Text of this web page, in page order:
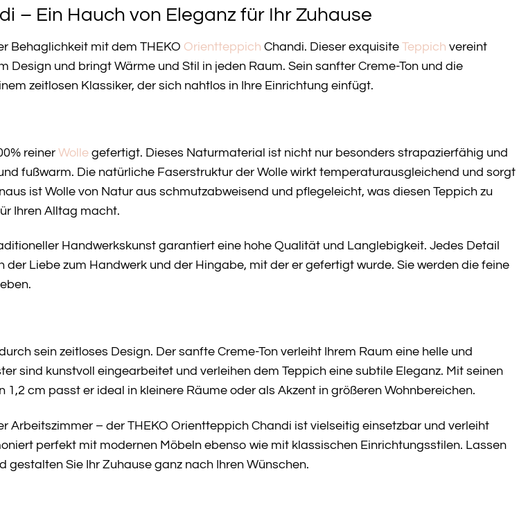
– Ein Hauch von Eleganz für Ihr Zuhause
Behaglichkeit mit dem THEKO Orientteppich Chandi. Dieser exquisite Teppich vereint
und bringt Wärme und Stil in jeden Raum. Sein sanfter Creme-Ton und die
zeitlosen Klassiker, der sich nahtlos in Ihre Einrichtung einfügt.
reiner Wolle gefertigt. Dieses Naturmaterial ist nicht nur besonders strapazierfähig und
fußwarm. Die natürliche Faserstruktur der Wolle wirkt temperaturausgleichend und sorgt
ist Wolle von Natur aus schmutzabweisend und pflegeleicht, was diesen Teppich zu
Ihren Alltag macht.
Handwerkskunst garantiert eine hohe Qualität und Langlebigkeit. Jedes Detail
der Liebe zum Handwerk und der Hingabe, mit der er gefertigt wurde. Sie werden die feine
sein zeitloses Design. Der sanfte Creme-Ton verleiht Ihrem Raum eine helle und
sind kunstvoll eingearbeitet und verleihen dem Teppich eine subtile Eleganz. Mit seinen
1,2 cm passt er ideal in kleinere Räume oder als Akzent in größeren Wohnbereichen.
Arbeitszimmer – der THEKO Orientteppich Chandi ist vielseitig einsetzbar und verleiht
perfekt mit modernen Möbeln ebenso wie mit klassischen Einrichtungsstilen. Lassen
gestalten Sie Ihr Zuhause ganz nach Ihren Wünschen.